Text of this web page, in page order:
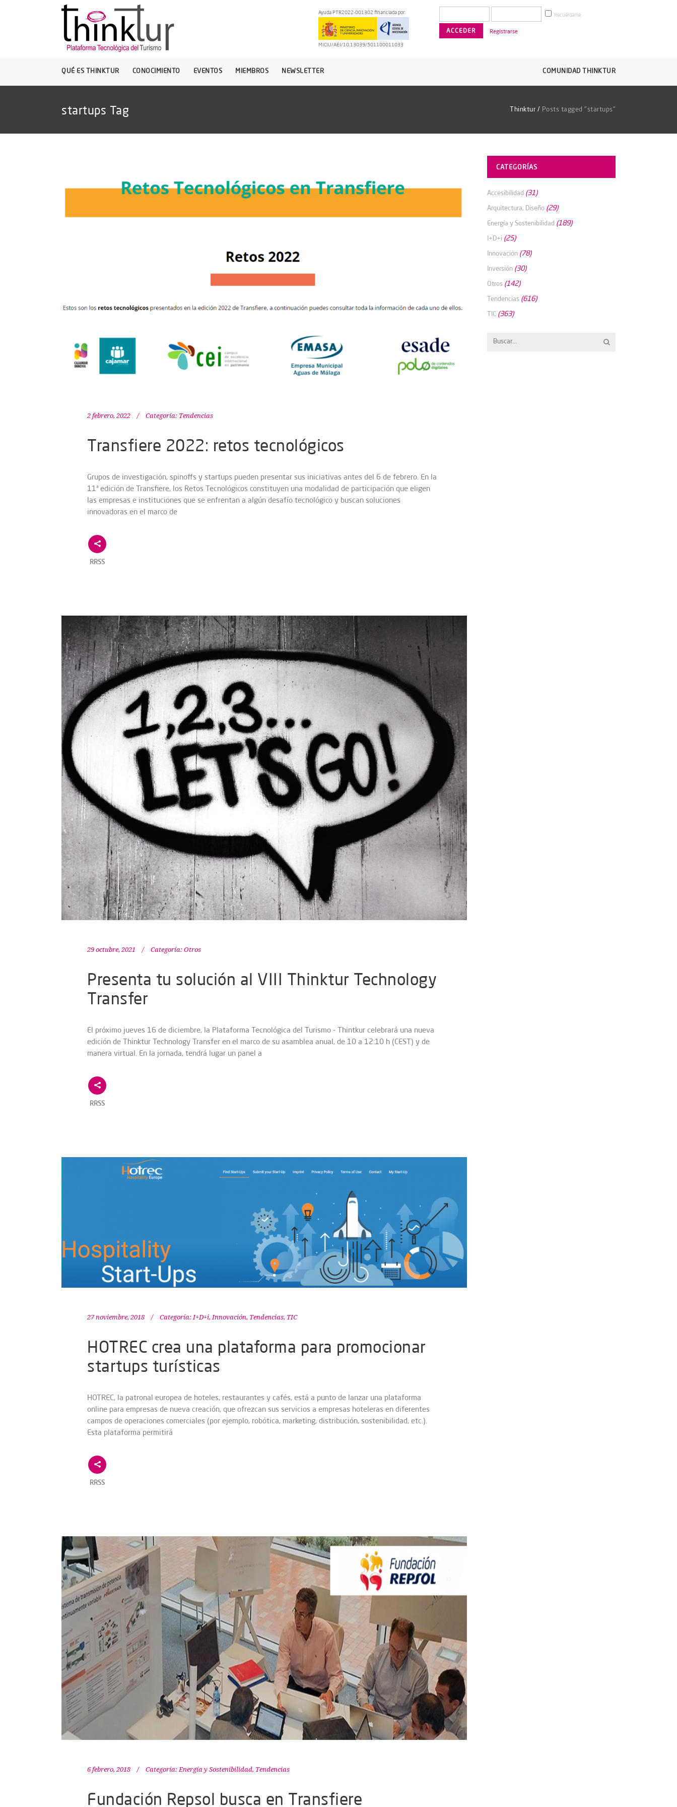
Ayuda PTR2022-001302 financiada por:
MICIU/AEI/10.13039/501100011033
Recuérdame
Registrarse
QUÉ ES THINKTUR CONOCIMIENTO EVENTOS MIEMBROS NEWSLETTER COMUNIDAD THINKTUR
startups Tag Thinktur / Posts tagged "startups"
2 febrero, 2022 Categoría: Tendencias
Transfiere 2022: retos tecnológicos
Grupos de investigación, spinoffs y startups pueden presentar sus iniciativas antes del 6 de febrero. En la
11ª edición de Transfiere, los Retos Tecnológicos constituyen una modalidad de participación que eligen
las empresas e instituciones que se enfrentan a algún desafío tecnológico y buscan soluciones
innovadoras en el marco de
RRSS
29 octubre, 2021 Categoría: Otros
Presenta tu solución al VIII Thinktur Technology
Transfer
El próximo jueves 16 de diciembre, la Plataforma Tecnológica del Turismo - Thintkur celebrará una nueva
edición de Thinktur Technology Transfer en el marco de su asamblea anual, de 10 a 12:10 h (CEST) y de
manera virtual. En la jornada, tendrá lugar un panel a
RRSS
27 noviembre, 2018 Categoría: I+D+i,Innovación, Tendencias, TIC
HOTREC crea una plataforma para promocionar
startups turísticas
HOTREC, la patronal europea de hoteles, restaurantes y cafés, está a punto de lanzar una plataforma
online para empresas de nueva creación, que ofrezcan sus servicios a empresas hoteleras en diferentes
campos de operaciones comerciales (por ejemplo, robótica, marketing, distribución, sostenibilidad, etc.).
Esta plataforma permitirá
RRSS
6 febrero, 2018 Categoría: Energía y Sostenibilidad, Tendencias
Fundación Repsol busca en Transfiere
CATEGORÍAS
Accesibilidad (31)
Arquitectura, Diseño (29)
Energía y Sostenibilidad (189)
I+D+i (25)
Innovación (78)
Inversión (30)
Otros (142)
Tendencias (616)
TIC (363)